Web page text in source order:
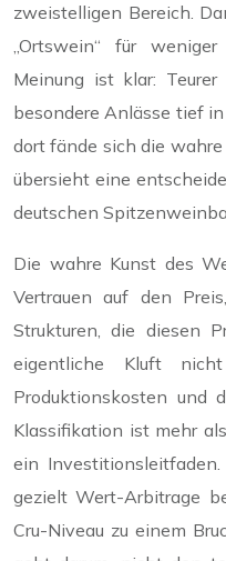
zweistelligen Bereich.
„Ortswein“ für
Meinung ist klar:
besondere Anlässe tief
dort fände sich die
übersieht eine
deutschen
Die wahre Kunst des
Vertrauen auf den
Strukturen, die diesen
eigentliche Kluft
Produktionskosten und
Klassifikation ist mehr
ein
gezielt Wert-Arbitrage
Cru-Niveau zu einem